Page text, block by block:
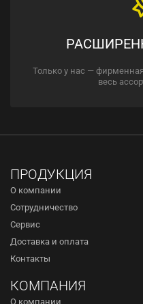
Только у нас —
весь
ПРОДУКЦИЯ
О компании
Сотрудничество
Сервис
Доставка и оплата
Контакты
КОМПАНИЯ
О компании